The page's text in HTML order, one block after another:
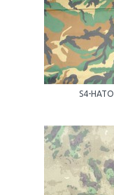
S4-НАТО